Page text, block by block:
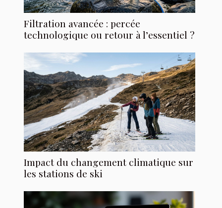
Filtration avancée : percée
technologique ou retour à l’essentiel ?
Impact du changement climatique sur
les stations de ski